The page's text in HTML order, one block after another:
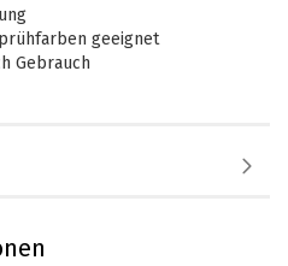
geeignet
Gebrauch